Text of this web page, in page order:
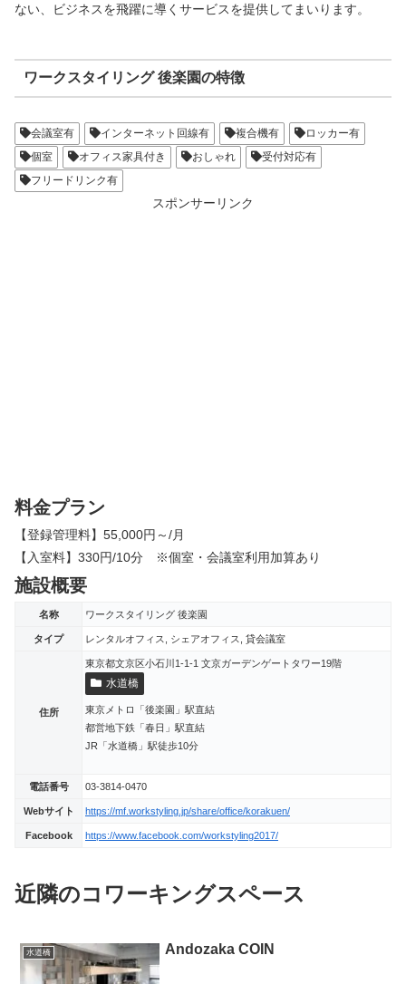
ない、ビジネスを飛躍に導くサービスを提供してまいります。
ワークスタイリング 後楽園の特徴
会議室有 インターネット回線有 複合機有
ロッカー有
個室
オフィス家具付き おしゃれ
受付対応有
フリードリンク有
スポンサーリンク
料金プラン
【登録管理料】55,000円～/月
【入室料】330円/10分 ※個室・会議室利用加算あり
施設概要
名称 ワークスタイリング 後楽園
タイプ レンタルオフィス, シェアオフィス, 貸会議室
住所
東京都文京区小石川1-1-1 文京ガーデンゲートタワー19階
水道橋
東京メトロ「後楽園」駅直結
都営地下鉄「春日」駅直結
JR「水道橋」駅徒歩10分
電話番号 03-3814-0470
Webサイト https://mf.workstyling.jp/share/office/korakuen/
Facebook https://www.facebook.com/workstyling2017/
近隣のコワーキングスペース
水道橋 Andozaka COIN